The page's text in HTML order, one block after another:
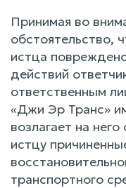
Принимая во
обстоятельство,
истца
действий
ответственным
«Джи Эр Транс»
возлагает на
истцу
транспортного